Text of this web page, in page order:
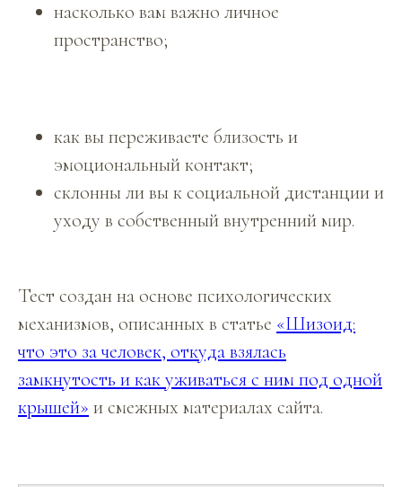
насколько вам важно личное
пространство;
как вы переживаете близость и
эмоциональный контакт;
склонны ли вы к социальной дистанции и
уходу в собственный внутренний мир.
Тест создан на основе психологических
механизмов, описанных в статье «Шизоид:
что это за человек, откуда взялась
замкнутость и как уживаться с ним под одной
крышей» и смежных материалах сайта.